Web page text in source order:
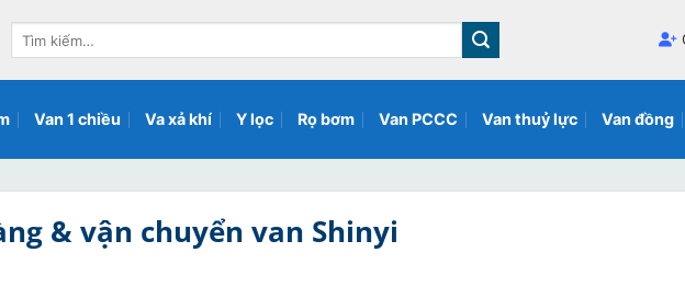
Tìm
Van 1 chiều Va xả khí Y lọc Rọ bơm Van PCCC Van thuỷ lực Van đồng
& vận chuyển van Shinyi